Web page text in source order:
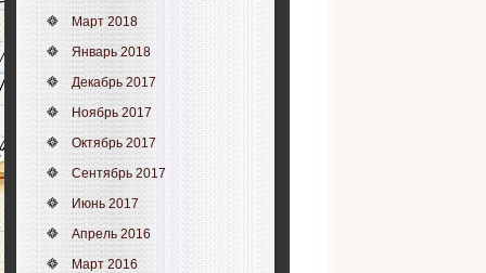
Март 2018
Январь 2018
Декабрь 2017
Ноябрь 2017
Октябрь 2017
Сентябрь 2017
Июнь 2017
Апрель 2016
Март 2016